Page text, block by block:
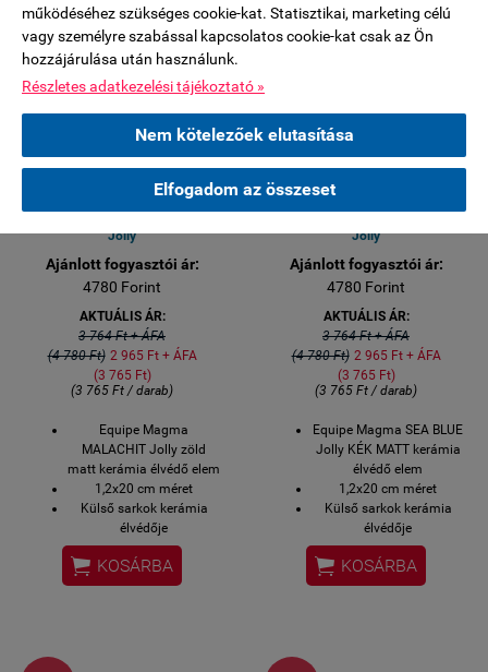
működéséhez szükséges cookie-kat. Statisztikai, marketing célú
vagy személyre szabással kapcsolatos cookie-kat csak az Ön
hozzájárulása után használunk.
Részletes adatkezelési tájékoztató »
Nem kötelezőek elutasítása
Elfogadom az összeset
1,2x20 cm kerámia sarok élvédő
profil Equipe Magma MALACHIT
Jolly
Ajánlott fogyasztói ár:
4780 Forint
AKTUÁLIS ÁR:
3 764 Ft + ÁFA
(4 780 Ft) 2 965 Ft + ÁFA
(3 765 Ft)
(3 765 Ft / darab)
Equipe Magma
MALACHIT Jolly zöld
matt kerámia élvédő elem
1,2x20 cm méret
Külső sarkok kerámia
élvédője
2-3 hét szállítási idő
 KOSÁRBA
2,5-3 HÉT BESZÁLLÍTÁSI IDŐ
1,2x20 cm kerámia sarok élvédő
profil Equipe Magma SEA BLUE
Jolly
Ajánlott fogyasztói ár:
4780 Forint
AKTUÁLIS ÁR:
3 764 Ft + ÁFA
(4 780 Ft) 2 965 Ft + ÁFA
(3 765 Ft)
(3 765 Ft / darab)
Equipe Magma SEA BLUE
Jolly KÉK MATT kerámia
élvédő elem
1,2x20 cm méret
Külső sarkok kerámia
élvédője
2-3 hét szállítási idő
 KOSÁRBA